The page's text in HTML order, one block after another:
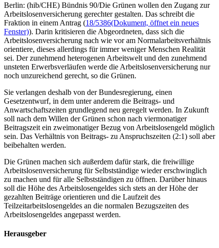
Berlin: (hib/CHE) Bündnis 90/Die Grünen wollen den Zugang zur
Arbeitslosenversicherung gerechter gestalten. Das schreibt die
Fraktion in einem Antrag (18/5386(Dokument, öffnet ein neues
Fenster)). Darin kritisieren die Abgeordneten, dass sich die
Arbeitslosenversicherung nach wie vor am Normalarbeitsverhältnis
orientiere, dieses allerdings für immer weniger Menschen Realität
sei. Der zunehmend heterogenen Arbeitswelt und den zunehmend
unsteten Erwerbsverläufen werde die Arbeitslosenversicherung nur
noch unzureichend gerecht, so die Grünen.
Sie verlangen deshalb von der Bundesregierung, einen
Gesetzentwurf, in dem unter anderem die Beitrags- und
Anwartschaftszeiten grundlegend neu geregelt werden. In Zukunft
soll nach dem Willen der Grünen schon nach viermonatiger
Beitragszeit ein zweimonatiger Bezug von Arbeitslosengeld möglich
sein. Das Verhältnis von Beitrags- zu Anspruchszeiten (2:1) soll aber
beibehalten werden.
Die Grünen machen sich außerdem dafür stark, die freiwillige
Arbeitslosenversicherung für Selbstständige wieder erschwinglich
zu machen und für alle Selbstständigen zu öffnen. Darüber hinaus
soll die Höhe des Arbeitslosengeldes sich stets an der Höhe der
gezahlten Beiträge orientieren und die Laufzeit des
Teilzeitarbeitslosengeldes an die normalen Bezugszeiten des
Arbeitslosengeldes angepasst werden.
Herausgeber